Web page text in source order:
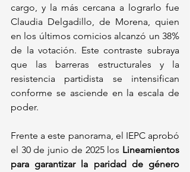
cargo, y la más cercana a lograrlo fue
Claudia Delgadillo, de Morena, quien
en los últimos comicios alcanzó un 38%
de la votación. Este contraste subraya
que las barreras estructurales y la
resistencia partidista se intensifican
conforme se asciende en la escala de
poder.
Frente a este panorama, el IEPC aprobó
el 30 de junio de 2025 los Lineamientos
para garantizar la paridad de género